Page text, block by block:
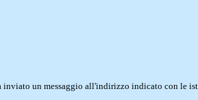
inviato un messaggio all'indirizzo indicato con le